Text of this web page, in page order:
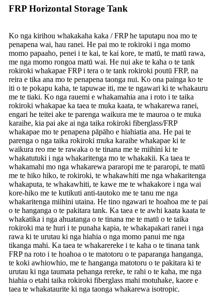
FRP Horizontal Storage Tank
Ko nga kirihou whakakaha kaka / FRP he taputapu noa mo te
penapena wai, hau ranei. He pai mo te rokiroki i nga momo
momo papaaho, penei i te kai, te kai kore, te matū, te matū rawa,
me nga momo rongoa matū wai. He nui ake te kaha o te tank
rokiroki whakapae FRP i tera o te tank rokiroki poutū FRP, na
reira e tika ana mo te penapena taonga nui. Ko ona painga ko te
iti o te pokapu kaha, te tapuwae iti, me te ngawari ki te whakauru
me te tiaki. Ko nga rauemi e whakamahia ana i roto i te taika
rokiroki whakapae ka taea te muka kaata, te whakarewa ranei,
engari he teitei ake te parenga waikura me te mauroa o te muka
karaihe, kia pai ake ai nga taika rokiroki fiberglass/FRP
whakapae mo te penapena pāpāho e hiahiatia ana. He pai te
parenga o nga taika rokiroki muka karaihe whakapae ki te
waikura reo me te rawaka o te tinana me te miihini ki te
whakatutuki i nga whakaritenga mo te whakakii. Ka taea te
whakamahi mo nga whakarewa pararopi me te pararopi, te matū
me te hiko hiko, te rokiroki, te whakawhiti me nga whakaritenga
whakaputa, te whakawhiti, te kawe me te whakakore i nga wai
kore-hiko me te kutikuti anti-tautoko me te tanu me nga
whakaritenga miihini utaina. He tino ngawari te hoahoa me te pai
o te hanganga o te pakitara tank. Ka taea e te awhi kaata kaata te
whakatika i nga ahuatanga o te tinana me te matū o te taika
rokiroki ma te huri i te punaha kapia, te whakapakari ranei i nga
rawa ki te urutau ki nga hiahia o nga momo panui me nga
tikanga mahi. Ka taea te whakarereke i te kaha o te tinana tank
FRP na roto i te hoahoa o te matotoru o te paparanga hanganga,
te koki awhiowhio, me te hanganga matotoru o te pakitara ki te
urutau ki nga taumata pehanga rereke, te rahi o te kaha, me nga
hiahia o etahi taika rokiroki fiberglass mahi motuhake, kaore e
taea te whakataurite ki nga taonga whakarewa isotropic.